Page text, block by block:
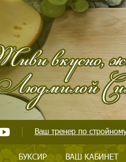
Ваш тренер по
БУКСИР ВАШ КАБИНЕТ